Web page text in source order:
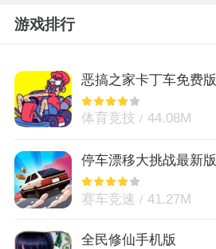
游戏排行
恶搞之家卡丁车免费版
体育竞技 44.08M
停车漂移大挑战最新版
赛车竞速 41.27M
全民修仙手机版